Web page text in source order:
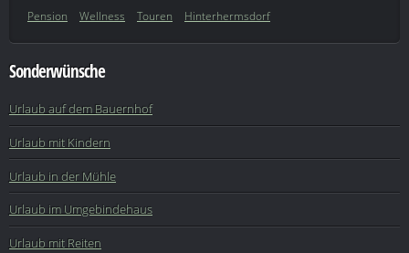
Pension
Wellness Touren Hinterhermsdorf
Sonderwünsche
Urlaub auf dem Bauernhof
Urlaub mit Kindern
Urlaub in der Mühle
Urlaub im Umgebindehaus
Urlaub mit Reiten